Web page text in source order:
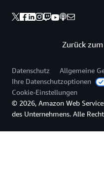
Zurück
Datenschutz
Allgemeine
Ihre Datenschutzoptionen
Cookie-Einstellungen
© 2026, Amazon Web
des Unternehmens. Alle